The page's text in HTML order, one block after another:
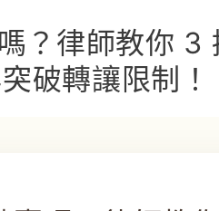
？律師教你 3
破轉讓限制！